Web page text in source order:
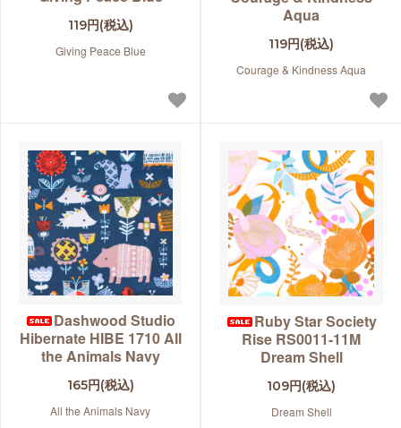
119円(税込)
Giving Peace Blue
Aqua
119円(税込)
Courage & Kindness Aqua
Dashwood Studio
Hibernate HIBE 1710 All
the Animals Navy
165円(税込)
All the Animals Navy
Ruby Star Society
Rise RS0011-11M
Dream Shell
109円(税込)
Dream Shell